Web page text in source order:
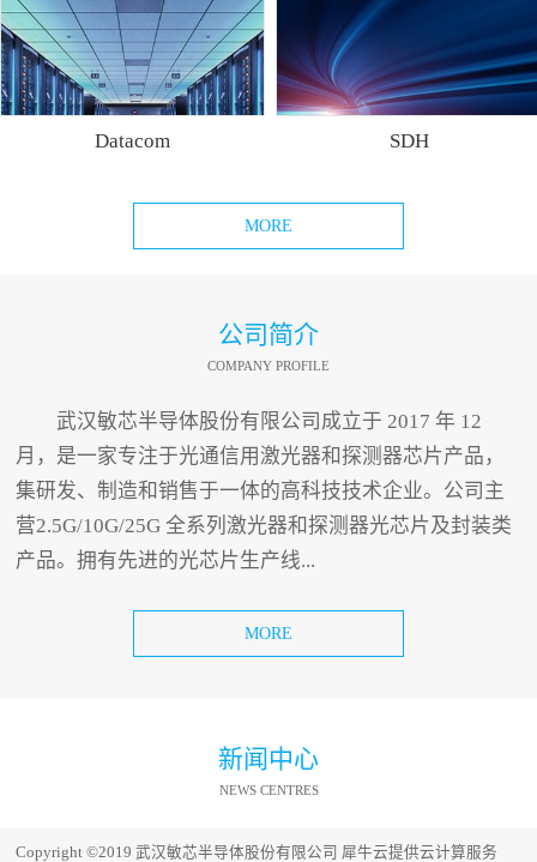
Datacom SDH
MORE
公司简介
COMPANY PROFILE
武汉敏芯半导体股份有限公司成立于 2017 年 12
月，是一家专注于光通信用激光器和探测器芯片产品，
集研发、制造和销售于一体的高科技技术企业。公司主
营2.5G/10G/25G 全系列激光器和探测器光芯片及封装类
产品。拥有先进的光芯片生产线...
MORE
新闻中心
NEWS CENTRES
Copyright ©2019 武汉敏芯半导体股份有限公司 犀牛云提供云计算服务